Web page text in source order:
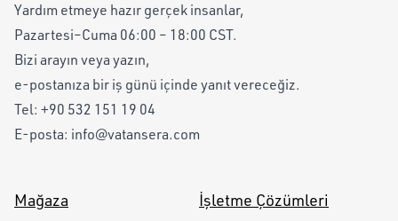
Yardım etmeye hazır gerçek insanlar,
Pazartesi–Cuma 06:00 – 18:00 CST.
Bizi arayın veya yazın,
e-postanıza bir iş günü içinde yanıt vereceğiz.
Tel: +90 532 151 19 04
E-posta: info@vatansera.com
Mağaza İşletme Çözümleri